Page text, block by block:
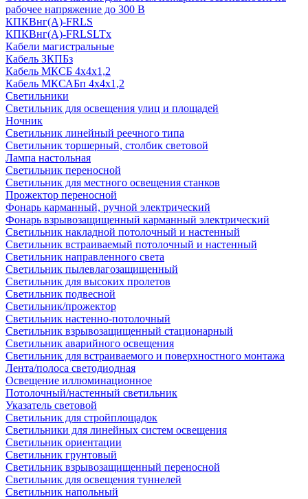
рабочее напряжение до 300 В
КПКВнг(A)-FRLS
КПКВнг(A)-FRLSLTx
Кабели магистральные
Кабель ЗКПБз
Кабель МКСБ 4х4х1,2
Кабель МКСАБп 4х4х1,2
Светильники
Светильник для освещения улиц и площадей
Ночник
Светильник линейный реечного типа
Светильник торшерный, столбик световой
Лампа настольная
Светильник переносной
Светильник для местного освещения станков
Прожектор переносной
Фонарь карманный, ручной электрический
Фонарь взрывозащищенный карманный электрический
Светильник накладной потолочный и настенный
Светильник встраиваемый потолочный и настенный
Светильник направленного света
Светильник пылевлагозащищенный
Светильник для высоких пролетов
Светильник подвесной
Светильник/прожектор
Светильник настенно-потолочный
Светильник взрывозащищенный стационарный
Светильник аварийного освещения
Светильник для встраиваемого и поверхностного монтажа
Лента/полоса светодиодная
Освещение иллюминационное
Потолочный/настенный светильник
Указатель световой
Светильник для стройплощадок
Светильники для линейных систем освещения
Светильник ориентации
Светильник грунтовый
Светильник взрывозащищенный переносной
Светильник для освещения туннелей
Светильник напольный